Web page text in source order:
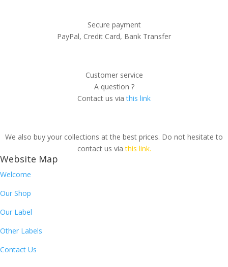
Secure payment
PayPal, Credit Card, Bank Transfer
Customer service
A question ?
Contact us viathis link
We also buy your collections at the best prices. Do not hesitate to
contact us viathis link.
Website Map
Welcome
Our Shop
Our Label
Other Labels
Contact Us